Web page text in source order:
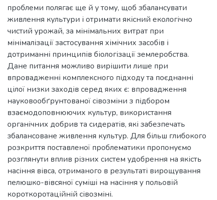
проблеми полягає ще й у тому, щоб збалансувати
живлення культури і отримати якісний екологічно
чистий урожай, за мінімальних витрат при
мінімалізації застосування хімічних засобів і
дотриманні принципів біологізації землеробства.
Дане питання можливо вирішити лише при
впровадженні комплексного підходу та поєднанні
цілої низки заходів серед яких є: впровадження
науковообґрунтованої сівозміни з підбором
взаємодоповнюючих культур, використання
органічних добрив та сидератів, які забезпечать
збалансоване живлення культур. Для більш глибокого
розкриття поставленої проблематики пропонуємо
розглянути вплив різних систем удобрення на якість
насіння вівса, отриманого в результаті вирощування
пелюшко-вівсяної суміші на насіння у польовій
короткоротаційній сівозміні.